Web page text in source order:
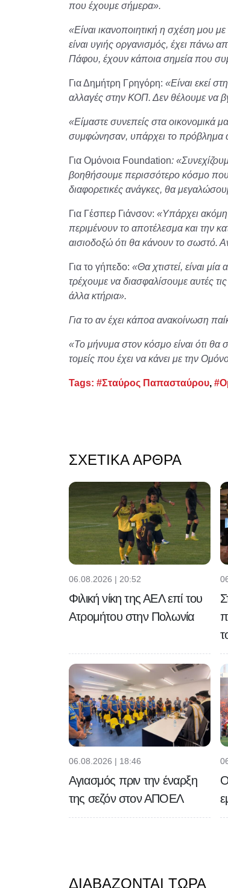
που έχουμε σήμερα».
«Είναι ικανοποιητική η σχέση μου
είναι υγιής οργανισμός, έχει πάνω
Πάφου, έχουν κάποια σημεία που
Για Δημήτρη Γρηγόρη: «Είναι εκεί
αλλαγές στην ΚΟΠ. Δεν θέλουμε να
«Είμαστε συνεπείς στα οικονομικά
συμφώνησαν, υπάρχει το πρόβλημα
Για Ομόνοια Foundation:
βοηθήσουμε περισσότερο κόσμο που
διαφορετικές ανάγκες, θα
Για Γέσπερ Γιάνσον: «Υπάρχει
περιμένουν το αποτέλεσμα και την
αισιοδοξώ ότι θα κάνουν το σωστό.
Για το γήπεδο: «Θα χτιστεί, είναι
τρέχουμε να διασφαλίσουμε αυτές
άλλα κτήρια».
Για το αν έχει κάποα ανακοίνωση
«Το μήνυμα στον κόσμο είναι ότι θα
τομείς που έχει να κάνει με την
Tags: #Σταύρος Παπασταύρου,
ΣΧΕΤΙΚΆ ΆΡΘΡΑ
06.08.2026 | 20:52
Φιλική νίκη της ΑΕΛ επί του
Ατρομήτου στην Πολωνία
06.08.2026 | 18:46
Αγιασμός πριν την έναρξη
της σεζόν στον ΑΠΟΕΛ
ΔΙΑΒΆΖΟΝΤΑΙ ΤΏΡΑ